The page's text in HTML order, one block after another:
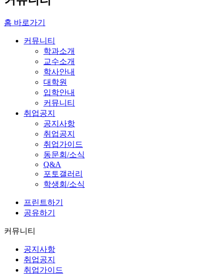
홈 바로가기
커뮤니티
학과소개
교수소개
학사안내
대학원
입학안내
커뮤니티
취업공지
공지사항
취업공지
취업가이드
동문회/소식
Q&A
포토갤러리
학생회/소식
프린트하기
공유하기
커뮤니티
공지사항
취업공지
취업가이드